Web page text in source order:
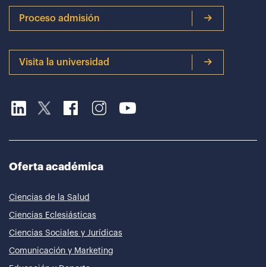
Proceso admisión
Visita la universidad
Oferta académica
Ciencias de la Salud
Ciencias Eclesiásticas
Ciencias Sociales y Jurídicas
Comunicación y Marketing